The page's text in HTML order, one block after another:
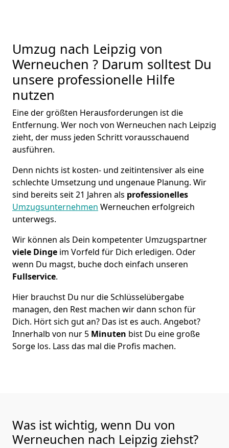
Umzug nach Leipzig von
Werneuchen ? Darum solltest Du
unsere professionelle Hilfe
nutzen
Eine der größten Herausforderungen ist die
Entfernung. Wer noch von Werneuchen nach Leipzig
zieht, der muss jeden Schritt vorausschauend
ausführen.
Denn nichts ist kosten- und zeitintensiver als eine
schlechte Umsetzung und ungenaue Planung. Wir
sind bereits seit 21 Jahren als professionelles
Umzugsunternehmen Werneuchen erfolgreich
unterwegs.
Wir können als Dein kompetenter Umzugspartner
viele Dinge im Vorfeld für Dich erledigen. Oder
wenn Du magst, buche doch einfach unseren
Fullservice.
Hier brauchst Du nur die Schlüsselübergabe
managen, den Rest machen wir dann schon für
Dich. Hört sich gut an? Das ist es auch. Angebot?
Innerhalb von nur 5 Minuten bist Du eine große
Sorge los. Lass das mal die Profis machen.
Was ist wichtig, wenn Du von
Werneuchen nach Leipzig ziehst?